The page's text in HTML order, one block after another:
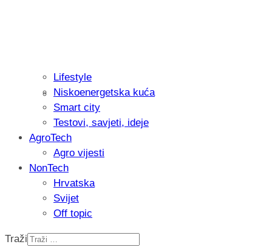
Recenzija: Philips All-in-One Trimmer
muškarcu
Lifestyle
Niskoenergetska kuća
Smart city
Testovi, savjeti, ideje
AgroTech
Agro vijesti
NonTech
Hrvatska
Svijet
Off topic
Traži